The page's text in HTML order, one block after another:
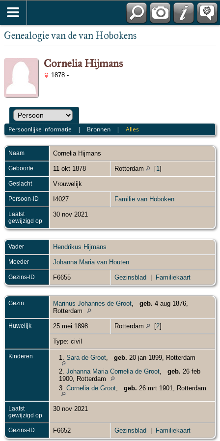
Genealogie van de van Hobokens
Cornelia Hijmans
1878 -
Persoonlijke informatie | Bronnen |Alles
Naam Cornelia Hijmans
Geboorte 11 okt 1878 Rotterdam [1 ]
Geslacht Vrouwelijk
Persoon-ID I4027 Familie van Hoboken
Laatst
gewijzigd op
30 nov 2021
Vader Hendrikus Hijmans
Moeder Johanna Maria van Houten
Gezins-ID F6655 Gezinsblad Familiekaart
Gezin Marinus Johannes de Groot geb. 4 aug 1876,
Rotterdam
Huwelijk 25 mei 1898 Rotterdam [2]
Type: civil
Kinderen 1. Sara de Groot geb. 20 jan 1899, Rotterdam
2. Johanna Maria Cornelia de Groot geb. 26 feb
1900, Rotterdam
3. Cornelia de Groot geb. 26 mrt 1901, Rotterdam
Laatst
gewijzigd op
30 nov 2021
Gezins-ID F6652 Gezinsblad Familiekaart